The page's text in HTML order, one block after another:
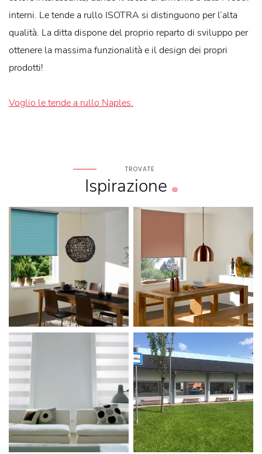
interni. Le tende a rullo ISOTRA si distinguono per l’alta
qualità. La ditta dispone del proprio reparto di sviluppo per
ottenere la massima funzionalità e il design dei propri
prodotti!
Voglio le tende a rullo Naples.
TROVATE
Ispirazione